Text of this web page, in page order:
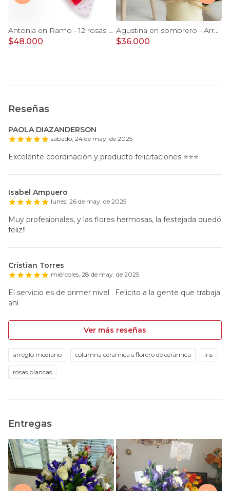
Antonia en Ramo - 12 rosas mix blanco y rojo con hypericum
$48.000
Agustina en sombrero - Arreglo 9 rosas blanco y astromelias
$36.000
Reseñas
PAOLA DIAZANDERSON
sábado, 24 de may. de 2025
Excelente coordinación y producto felicitaciones ⭐️⭐️⭐️
Isabel Ampuero
lunes, 26 de may. de 2025
Muy profesionales, y las flores hermosas, la festejada quedó
feliz!!
Cristian Torres
miércoles, 28 de may. de 2025
El servicio es de primer nivel . Felicito a la gente que trabaja
ahí
Ver más reseñas
arreglo mediano columna ceramica s florero de cerámica iris
rosas blancas
Entregas